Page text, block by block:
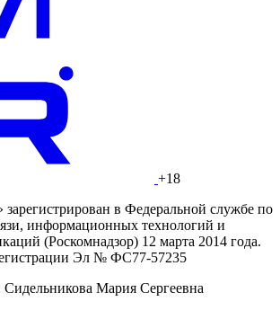
+18
зарегистрирован в Федеральной службе по
информационных технологий и
(Роскомнадзор) 12 марта 2014 года.
Эл № ФС77-57235
Сидельникова Мария Сергеевна